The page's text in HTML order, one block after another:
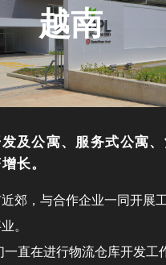
越南
及公寓、服务式公寓、
长。
郊，与合作企业一同开展
。
一直在进行物流仓库开发工